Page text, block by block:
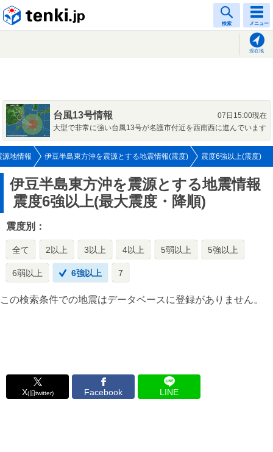
検索 メニュー
現在地
台風13号情報
07日15:00現在
大型で非常に強い台風13号が名護市付近を西南西に進んでいます
源地情報 伊豆半島東方沖を震源とする地震情報(震度) 震度6強以上(震度)
伊豆半島東方沖を震源とする地震情報
震度6強以上(最大震度・降順)
震度別：
全て 2以上 3以上 4以上 5弱以上 5強以上
6弱以上 6強以上 7
この検索条件での地震はデータベースに登録がありません。
X(旧twitter) Facebook LINE